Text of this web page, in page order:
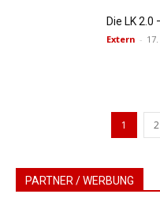
Die LK
Extern -
1 2
PARTNER / WERBUNG